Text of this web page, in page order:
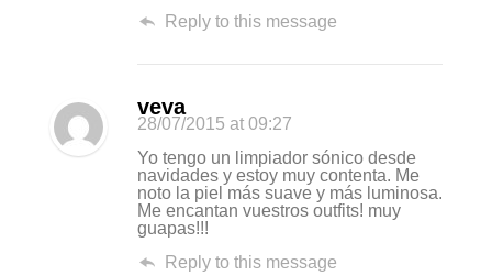
Reply to this message
veva
28/07/2015 at 09:27
Yo tengo un limpiador sónico desde
navidades y estoy muy contenta. Me
noto la piel más suave y más luminosa.
Me encantan vuestros outfits! muy
guapas!!!
Reply to this message